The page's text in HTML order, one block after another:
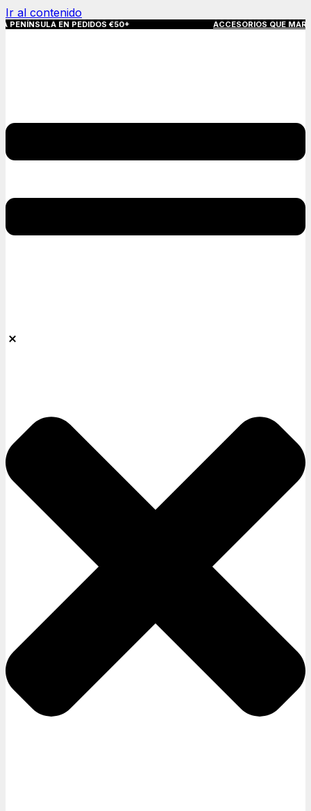
Ir al contenido
EN PEDIDOS €50+ ACCESORIOS QUE MARCAN LA